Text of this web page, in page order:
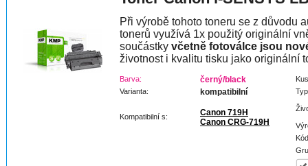
Při výrobě tohoto toneru se z důvodu
tonerů využívá 1x použitý originální
součástky včetně fotoválce jsou
životnost i kvalitu tisku jako originální
Barva: černý/black
Varianta: kompatibilní
Kompatibilní s:
Canon 719H
Canon CRG-719H